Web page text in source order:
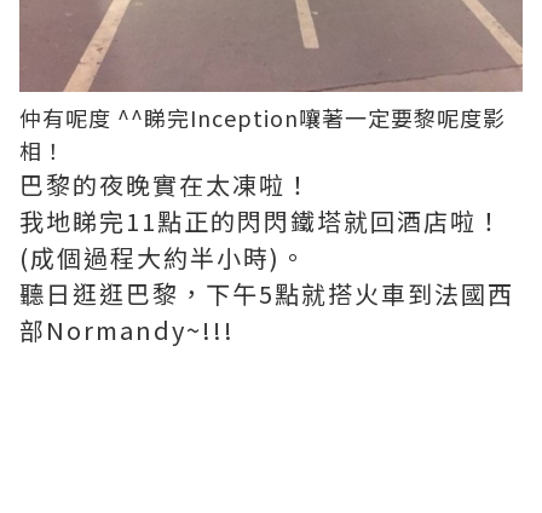
仲有呢度 ^^睇完Inception嚷著一定要黎呢度影
相！
巴黎的夜晚實在太凍啦！
我地睇完11點正的閃閃鐵塔就回酒店啦！
(成個過程大約半小時)。
聽日逛逛巴黎，下午5點就搭火車到法國西
部Normandy~!!!